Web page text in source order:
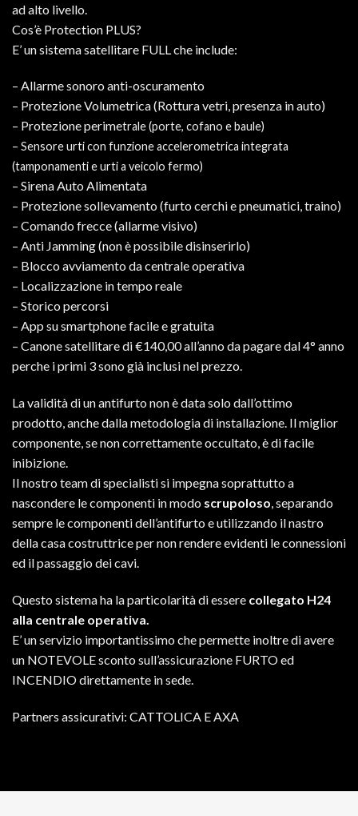
ad alto livello.
Cos’è Protection PLUS?
E’ un sistema satellitare FULL che include:
– Allarme sonoro anti-oscuramento
– Protezione Volumetrica (Rottura vetri, presenza in auto)
– Protezione perimetrale (porte, cofano e baule)
– Sensore urti con funzione accelerometrica integrata
(tamponamenti e urti a veicolo fermo)
– Sirena Auto Alimentata
– Protezione sollevamento (furto cerchi e pneumatici, traino)
– Comando frecce (allarme visivo)
– Anti Jamming (non è possibile disinserirlo)
– Blocco avviamento da centrale operativa
– Localizzazione in tempo reale
– Storico percorsi
– App su smartphone facile e gratuita
– Canone satellitare di €140,00 all’anno da pagare dal 4° anno
perche i primi 3 sono già inclusi nel prezzo.
La validità di un antifurto non è data solo dall’ottimo
prodotto, anche dalla metodologia di installazione. Il miglior
componente, se non correttamente occultato, è di facile
inibizione.
Il nostro team di specialisti si impegna soprattutto a
nascondere le componenti in modo scrupoloso, separando
sempre le componenti dell’antifurto e utilizzando il nastro
della casa costruttrice per non rendere evidenti le connessioni
ed il passaggio dei cavi.
Questo sistema ha la particolarità di essere collegato H24
alla centrale operativa.
E’ un servizio importantissimo che permette inoltre di avere
un NOTEVOLE sconto sull’assicurazione FURTO ed
INCENDIO direttamente in sede.
Partners assicurativi: CATTOLICA E AXA